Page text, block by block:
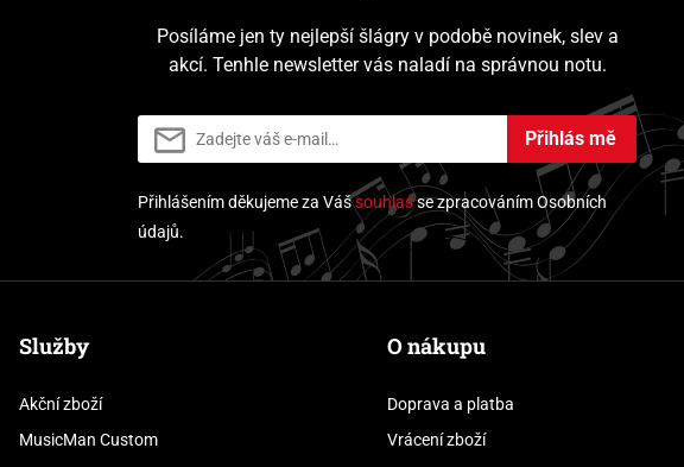
Posíláme jen ty nejlepší šlágry v podobě novinek, slev a
akcí. Tenhle newsletter vás naladí na správnou notu.
Přihlás mě
Přihlášením děkujeme za Vášsouhlasse zpracováním Osobních
údajů.
Služby
Akční zboží
MusicMan Custom
O nákupu
Doprava a platba
Vrácení zboží